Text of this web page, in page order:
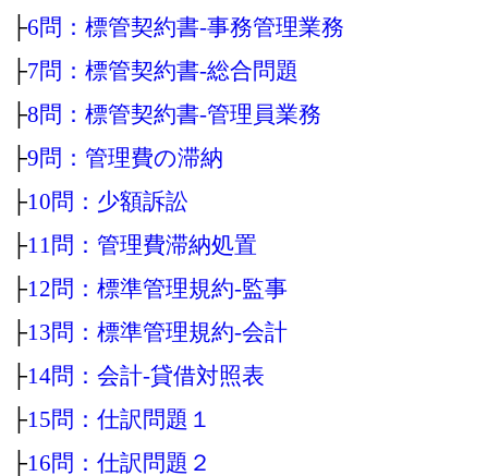
├6問：標管契約書‐事務管理業務
├7問：標管契約書‐総合問題
├8問：標管契約書‐管理員業務
├9問：管理費の滞納
├10問：少額訴訟
├11問：管理費滞納処置
├12問：標準管理規約‐監事
├13問：標準管理規約‐会計
├14問：会計‐貸借対照表
├15問：仕訳問題１
├16問：仕訳問題２